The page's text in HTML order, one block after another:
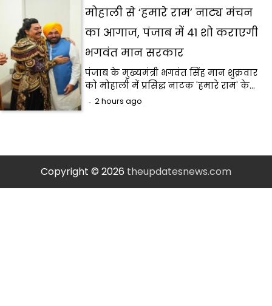
मोहाली से ‘हमारे राम’ नाट्य मंचन
का आगाज, पंजाब में 41 शो कराएगी
भगवंत मान सरकार
पंजाब के मुख्यमंत्री भगवंत सिंह मान शुक्रवार
को मोहाली में प्रसिद्ध नाटक 'हमारे राम' के…
2 hours ago
Copyright © 2026 theupdatesnews.com